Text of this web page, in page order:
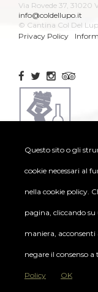
Via Rovede 37, 31020
info@coldellupo.it
© Cantina Col Del
Privacy Policy
Questo sito o gli
cookie necessari al
nella cookie policy.
pagina, cliccando
maniera, acconsenti
negare il consenso
Policy OK